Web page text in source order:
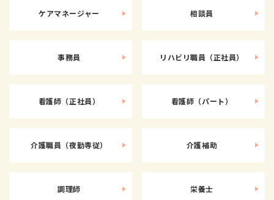
ケアマネージャー 相談員
事務員 リハビリ職員（正社員）
看護師（正社員） 看護師（パート）
介護職員（夜勤専従） 介護補助
調理師 栄養士